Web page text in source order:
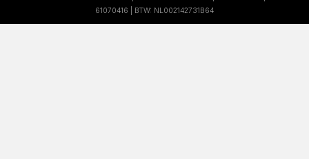
61070416 | BTW: NL002142731B64